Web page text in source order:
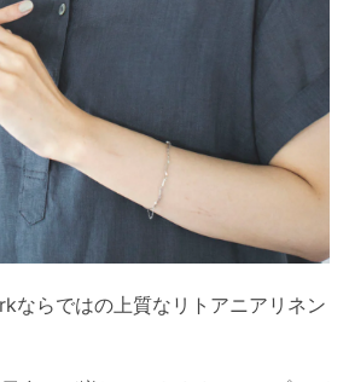
ならではの上質なリトアニアリネン